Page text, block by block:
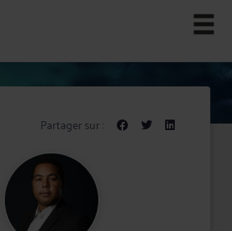
Partager sur :